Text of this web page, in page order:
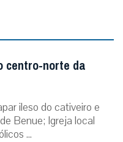
centro-norte da
ileso do cativeiro e
Benue; Igreja local
...